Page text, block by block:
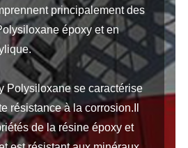
principalement des
époxy et en
Polysiloxane se caractérise
résistance à la corrosion.Il
de la résine époxy et